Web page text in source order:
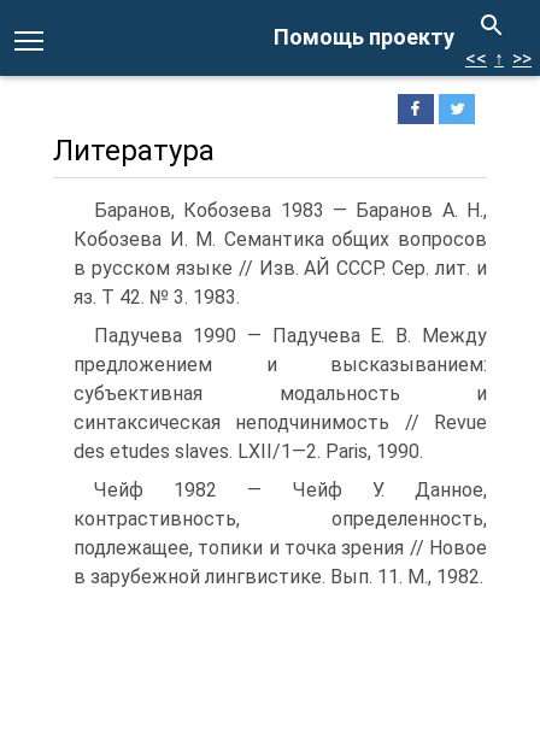
Помощь проекту
<< ↑ >>
Литература
Баранов, Кобозева 1983 — Баранов А. Н.,
Кобозева И. М. Семантика общих вопросов
в русском языке // Изв. АЙ СССР. Сер. лит. и
яз. Т 42. № 3. 1983.
Падучева 1990 — Падучева Е. В. Между
предложением и высказыванием:
субъективная модальность и
синтаксическая неподчинимость // Revue
des etudes slaves. LXII/1—2. Paris, 1990.
Чейф 1982 — Чейф У. Данное,
контрастивность, определенность,
подлежащее, топики и точка зрения // Новое
в зарубежной лингвистике. Вып. 11. М., 1982.